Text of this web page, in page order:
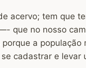
acervo; tem que
que no nosso
a
cadastrar e levar